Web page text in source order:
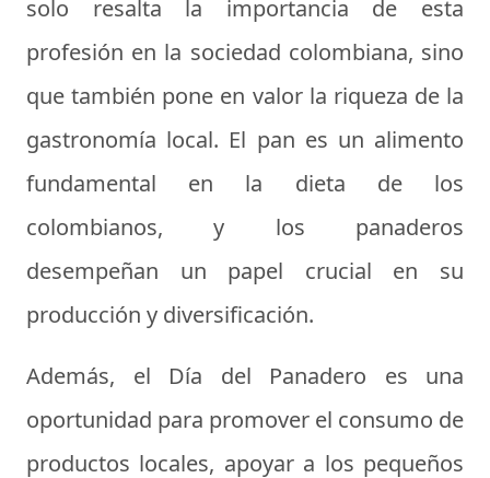
solo resalta la importancia de esta
profesión en la sociedad colombiana, sino
que también pone en valor la riqueza de la
gastronomía local. El pan es un alimento
fundamental en la dieta de los
colombianos, y los panaderos
desempeñan un papel crucial en su
producción y diversificación.
Además, el Día del Panadero es una
oportunidad para promover el consumo de
productos locales, apoyar a los pequeños